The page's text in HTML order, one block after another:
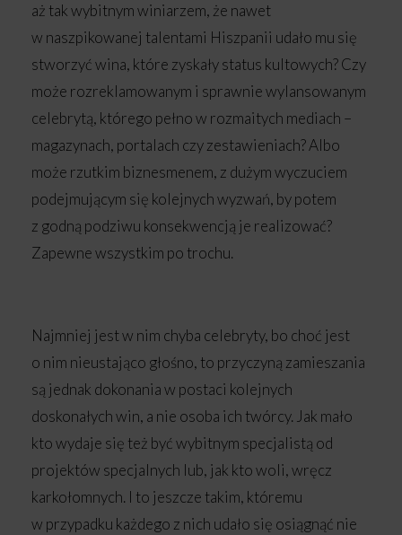
aż tak wybitnym winiarzem, że nawet
w naszpikowanej talentami Hiszpanii udało mu się
stworzyć wina, które zyskały status kultowych? Czy
może rozreklamowanym i sprawnie wylansowanym
celebrytą, którego pełno w rozmaitych mediach –
magazynach, portalach czy zestawieniach? Albo
może rzutkim biznesmenem, z dużym wyczuciem
podejmującym się kolejnych wyzwań, by potem
z godną podziwu konsekwencją je realizować?
Zapewne wszystkim po trochu.
Najmniej jest w nim chyba celebryty, bo choć jest
o nim nieustająco głośno, to przyczyną zamieszania
są jednak dokonania w postaci kolejnych
doskonałych win, a nie osoba ich twórcy. Jak mało
kto wydaje się też być wybitnym specjalistą od
projektów specjalnych lub, jak kto woli, wręcz
karkołomnych. I to jeszcze takim, któremu
w przypadku każdego z nich udało się osiągnąć nie